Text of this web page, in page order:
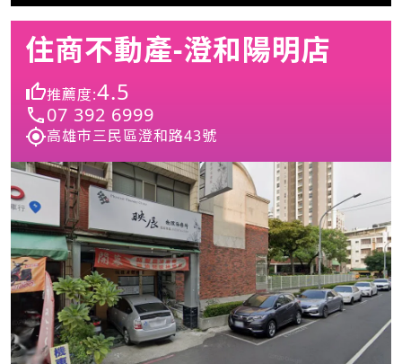
住商不動產-澄和陽明店
推薦度:4.5
07 392 6999
高雄市三民區澄和路43號